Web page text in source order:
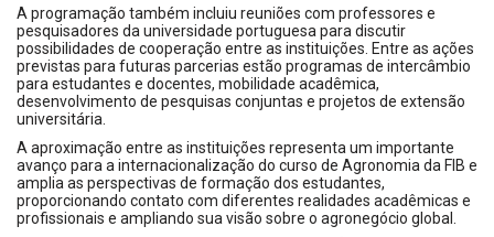
A programação também incluiu reuniões com professores e
pesquisadores da universidade portuguesa para discutir
possibilidades de cooperação entre as instituições. Entre as ações
previstas para futuras parcerias estão programas de intercâmbio
para estudantes e docentes, mobilidade acadêmica,
desenvolvimento de pesquisas conjuntas e projetos de extensão
universitária.
A aproximação entre as instituições representa um importante
avanço para a internacionalização do curso de Agronomia da FIB e
amplia as perspectivas de formação dos estudantes,
proporcionando contato com diferentes realidades acadêmicas e
profissionais e ampliando sua visão sobre o agronegócio global.